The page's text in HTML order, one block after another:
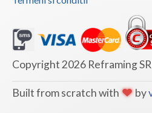
Copyright 2026 Reframing
Built from scratch with by